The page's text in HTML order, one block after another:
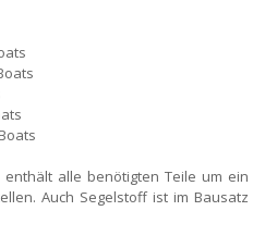
alle benötigten Teile um ein
Auch Segelstoff ist im Bausatz